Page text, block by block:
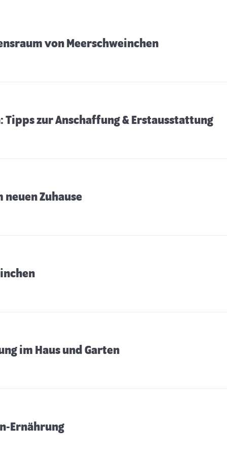
von Meerschweinchen
Tipps zur Anschaffung & Erstausstattung
Zuhause
im Haus und Garten
Ernährung